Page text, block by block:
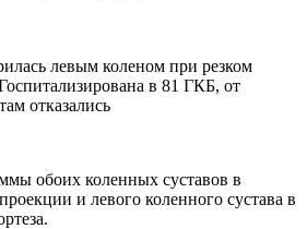
левым коленом при резком
в 81 ГКБ, от
отказались
обоих коленных суставов в
и левого коленного сустава в